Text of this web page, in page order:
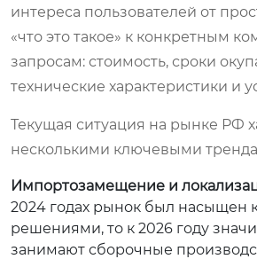
интереса пользователей от
«что это такое» к конкретным
запросам: стоимость, сроки
технические характеристики и
Текущая ситуация на рынке РФ
несколькими ключевыми
Импортозамещение и
2024 годах рынок был насыщен
решениями, то к 2026 году
занимают сборочные